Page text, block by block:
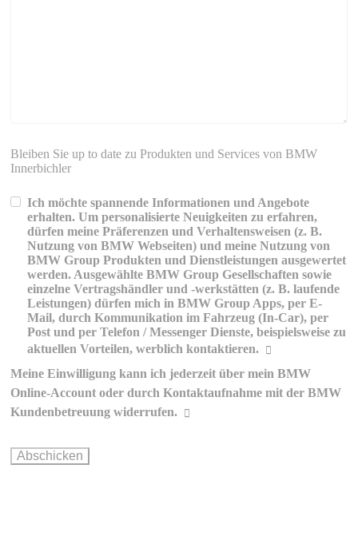
Bleiben Sie up to date zu Produkten und Services von BMW
Innerbichler
Ich möchte spannende Informationen und Angebote
erhalten. Um personalisierte Neuigkeiten zu erfahren,
dürfen meine Präferenzen und Verhaltensweisen (z. B.
Nutzung von BMW Webseiten) und meine Nutzung von
BMW Group Produkten und Dienstleistungen ausgewertet
werden. Ausgewählte BMW Group Gesellschaften sowie
einzelne Vertragshändler und -werkstätten (z. B. laufende
Leistungen) dürfen mich in BMW Group Apps, per E-
Mail, durch Kommunikation im Fahrzeug (In-Car), per
Post und per Telefon / Messenger Dienste, beispielsweise zu
aktuellen Vorteilen, werblich kontaktieren.
Erklärungen zur werblichen
Kommunikation und Personalisierung
Meine Einwilligung kann ich jederzeit über mein BMW
Online-Account oder durch Kontaktaufnahme mit der BMW
Kundenbetreuung widerrufen.
Wie können Sie Ihre Einwilligung ändern oder widerrufen?